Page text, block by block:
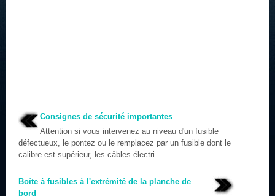
Consignes de sécurité importantes
Attention si vous intervenez au niveau d'un fusible
défectueux, le pontez ou le remplacez par un fusible dont le
calibre est supérieur, les câbles électri ...
Boîte à fusibles à l'extrémité de la planche de
bord